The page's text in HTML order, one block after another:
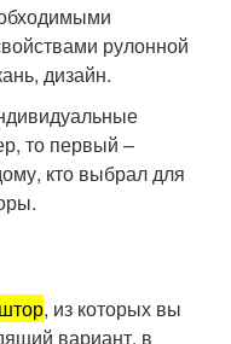
рулонной
дизайн.
то первый –
кто выбрал для
, из которых вы
вариант, в